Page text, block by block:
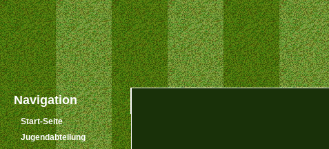
Navigation
Start-Seite
Jugendabteilung